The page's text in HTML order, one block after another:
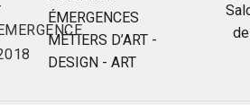
ÉMERGENCES
MÉTIERS D’ART -
DESIGN - ART